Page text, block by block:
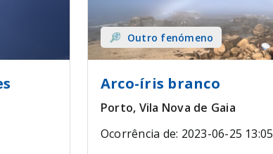
Outro fenómeno
Arco-íris branco
Porto, Vila Nova de Gaia
Ocorrência de: 2023-06-25 13:05